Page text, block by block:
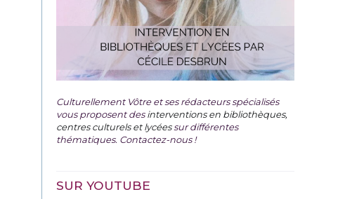
Culturellement Vôtre et ses rédacteurs spécialisés
vous proposent desinterventions en bibliothèques,
centres culturels et lycéessur différentes
thématiques. Contactez-nous !
SUR YOUTUBE